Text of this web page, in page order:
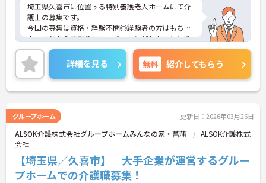
埼玉県久喜市に位置する特別養護老人ホームにて介
護士の募集です。
今回の募集は資格・経験不問◎経験者の方はもちろ
ん、これから頑張りたい、チャレンジしたいという
方にもオススメの求人です★
残業少なめなので出勤日でもプライベートの時間を
確保して頂けますよ♪
またマイカー通勤OK 無料駐車場完備なので、通勤
のストレスが少ないのも嬉しいポイントです！
詳細をお話しいたしますのでお気軽にご相談くださ
い。
詳細を見る 無料 紹介してもらう
グループホーム 更新日：2026年03月26日
ALSOK介護株式会社グループホームみんなの家・菖蒲
ALSOK介護株式
会社
【埼玉県／久喜市】 大手企業が運営するグルー
プホームでの介護職募集！